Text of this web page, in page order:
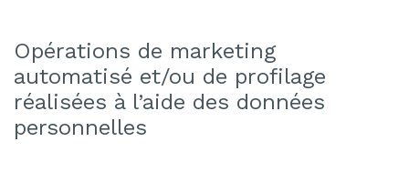
Opérations de marketing
automatisé et/ou de profilage
réalisées à l’aide des données
personnelles